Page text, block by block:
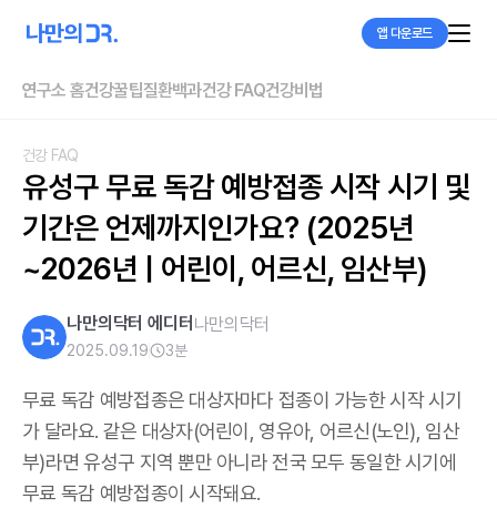
앱 다운로드
연구소 홈건강꿀팁질환백과건강 FAQ건강비법
건강 FAQ
유성구 무료 독감 예방접종 시작 시기 및
기간은 언제까지인가요? (2025년
~2026년 | 어린이, 어르신, 임산부)
나만의닥터 에디터 나만의닥터
2025.09.19 3분
무료 독감 예방접종은 대상자마다 접종이 가능한 시작 시기
가 달라요. 같은 대상자(어린이, 영유아, 어르신(노인), 임산
부)라면 유성구 지역 뿐만 아니라 전국 모두 동일한 시기에
무료 독감 예방접종이 시작돼요.